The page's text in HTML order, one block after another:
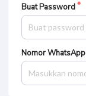
Buat Password
Nomor WhatsApp